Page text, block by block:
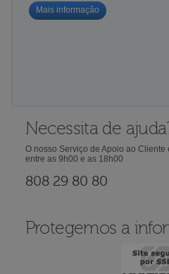
Mais informação
Necessita de
O nosso Serviço de Apoio ao
entre as 9h00 e as 18h00
808 29 80 80
Protegemos a